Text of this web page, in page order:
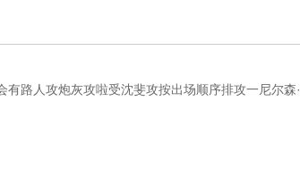
路人攻炮灰攻啦受沈斐攻按出场顺序排攻一尼尔森·